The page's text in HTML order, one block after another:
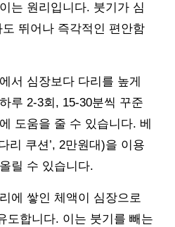
는 원리입니다. 붓기가 심
뛰어나 즉각적인 편안함
서 심장보다 다리를 높게
루 2-3회, 15-30분씩 꾸준
도움을 줄 수 있습니다. 베
리 쿠션’, 2만원대)을 이용
릴 수 있습니다.
에 쌓인 체액이 심장으로
도합니다. 이는 붓기를 빼는